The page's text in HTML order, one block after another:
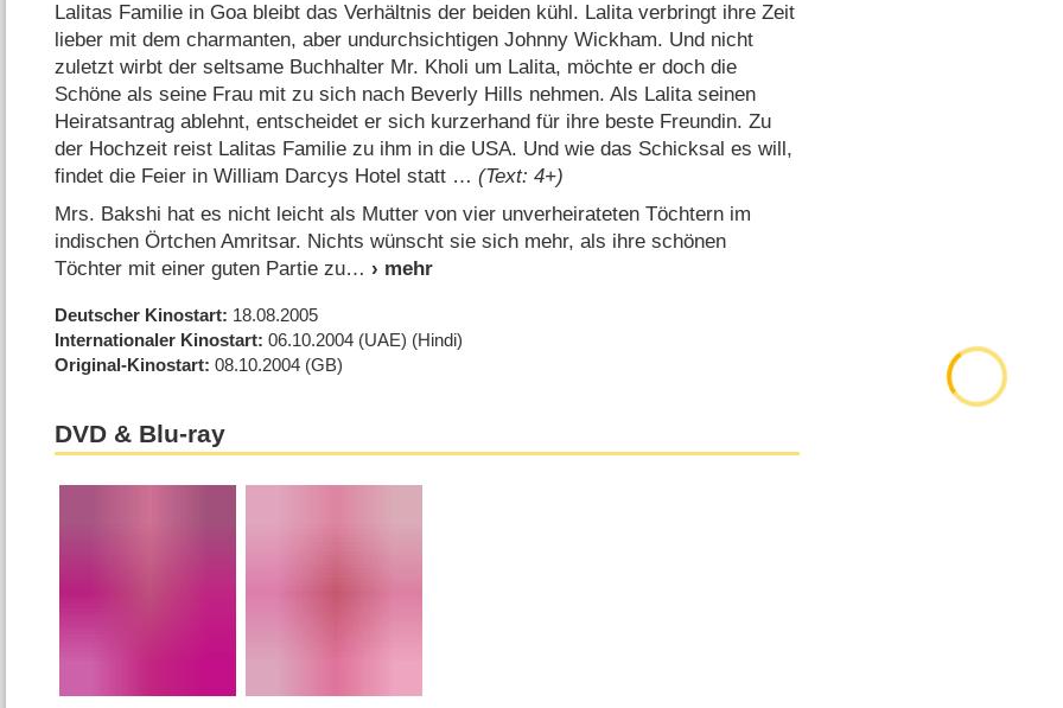
Lalitas Familie in Goa bleibt das Verhältnis der beiden kühl. Lalita verbringt ihre Zeit
lieber mit dem charmanten, aber undurchsichtigen Johnny Wickham. Und nicht
zuletzt wirbt der seltsame Buchhalter Mr. Kholi um Lalita, möchte er doch die
Schöne als seine Frau mit zu sich nach Beverly Hills nehmen. Als Lalita seinen
Heiratsantrag ablehnt, entscheidet er sich kurzerhand für ihre beste Freundin. Zu
der Hochzeit reist Lalitas Familie zu ihm in die USA. Und wie das Schicksal es will,
findet die Feier in William Darcys Hotel statt …(Text: 4+)
Mrs. Bakshi hat es nicht leicht als Mutter von vier unverheirateten Töchtern im
indischen Örtchen Amritsar. Nichts wünscht sie sich mehr, als ihre schönen
Töchter mit einer guten Partie zu
Deutscher Kinostart 18.08.2005
Internationaler Kinostart 06.10.2004 (UAE) (Hindi)
Original-Kinostart 08.10.2004 (GB)
DVD & Blu-ray